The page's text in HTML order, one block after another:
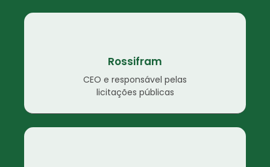
Rossifram
CEO e responsável pelas
licitações públicas